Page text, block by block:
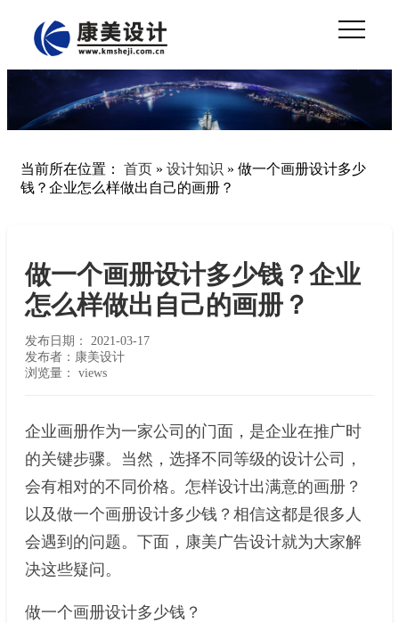
当前所在位置： 首页 » 设计知识 » 做一个画册设计多少
钱？企业怎么样做出自己的画册？
做一个画册设计多少钱？企业
怎么样做出自己的画册？
发布日期： 2021-03-17
发布者：康美设计
浏览量： views
企业画册作为一家公司的门面，是企业在推广时
的关键步骤。当然，选择不同等级的设计公司，
会有相对的不同价格。怎样设计出满意的画册？
以及做一个画册设计多少钱？相信这都是很多人
会遇到的问题。下面，康美广告设计就为大家解
决这些疑问。
做一个画册设计多少钱？